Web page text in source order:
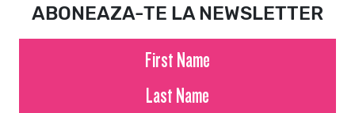
ABONEAZA-TE LA NEWSLETTER